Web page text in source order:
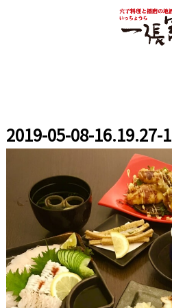
2019-05-08-16.19.27-1